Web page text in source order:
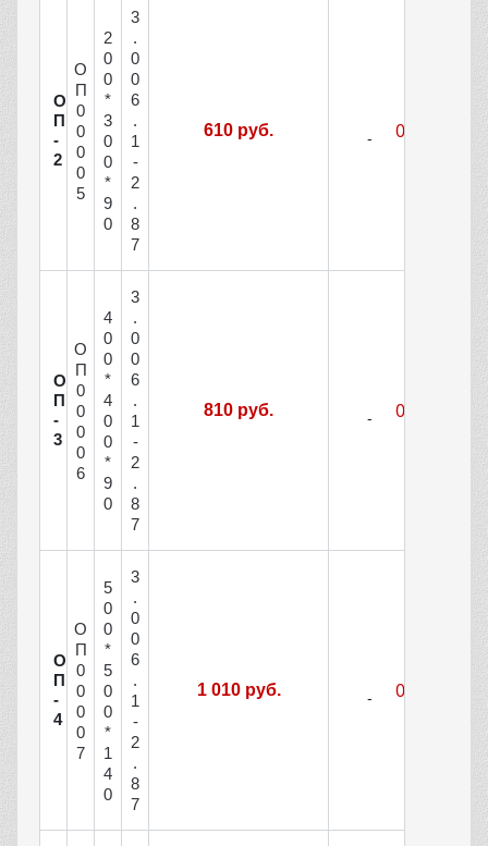
О
П
-
2
О
П
0
0
0
0
5
2
0
0
*
3
0
0
*
9
0
3
.
0
0
6
.
1
-
2
.
8
7
610 руб.
О
П
-
3
О
П
0
0
0
0
6
4
0
0
*
4
0
0
*
9
0
3
.
0
0
6
.
1
-
2
.
8
7
810 руб.
О
П
-
4
О
П
0
0
0
0
7
5
0
0
*
5
0
0
*
1
4
0
3
.
0
0
6
.
1
-
2
.
8
7
1 010 руб.